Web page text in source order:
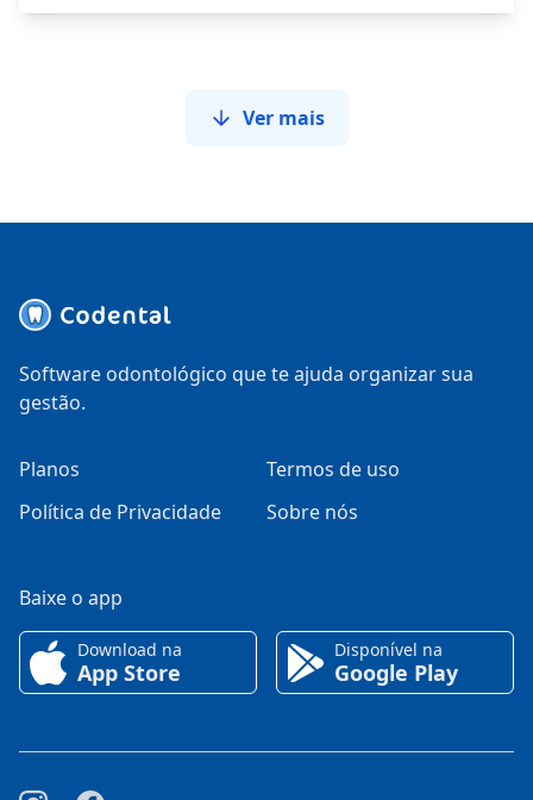
Ver mais
Software odontológico que te ajuda organizar sua
gestão.
Planos
Termos de uso
Política de Privacidade
Sobre nós
Baixe o app
Download na
App Store
Disponível na
Google Play